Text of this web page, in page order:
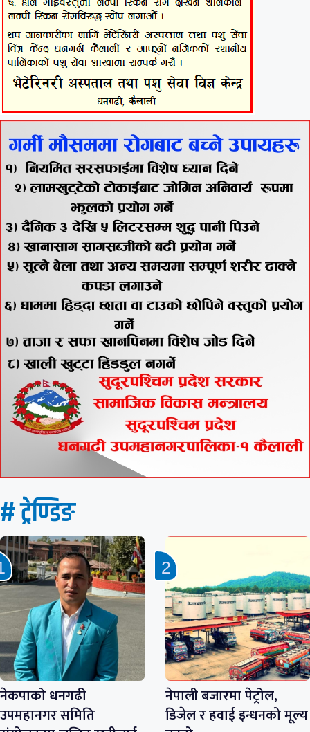
# ट्रेण्डिङ
नेकपाको धनगढी
उपमहानगर समिति
नेपाली बजारमा पेट्रोल,
डिजेल र हवाई इन्धनको मूल्य